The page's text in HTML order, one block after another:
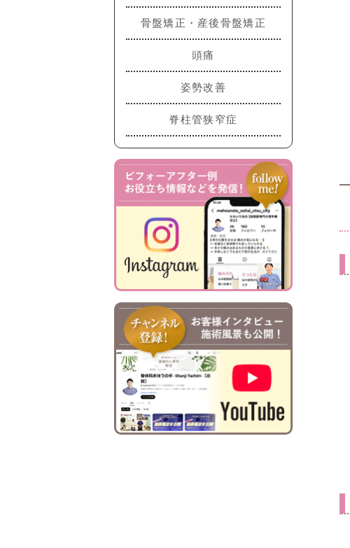
骨盤矯正・産後骨盤矯正
頭痛
姿勢改善
脊柱管狭窄症